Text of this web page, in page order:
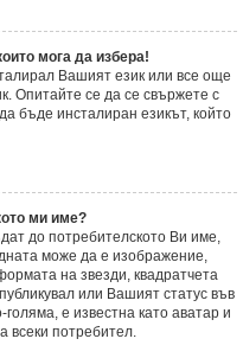
мога да избера!
Вашият език или все още
Опитайте се да се свържете с
бъде инсталиран езикът, който
ми име?
до потребителското Ви име,
може да е изображение,
на звезди, квадратчета
или Вашият статус във
е известна като аватар и
всеки потребител.